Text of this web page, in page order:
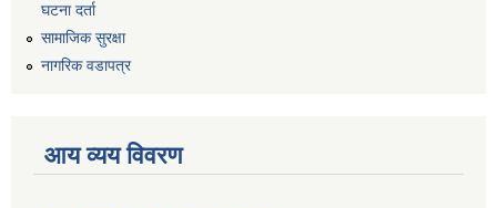
घटना दर्ता
सामाजिक सुरक्षा
नागरिक वडापत्र
आय व्यय विवरण